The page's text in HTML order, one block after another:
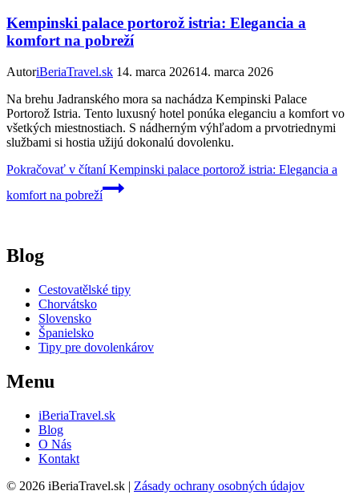
Kempinski palace portorož istria: Elegancia a
komfort na pobreží
AutoriBeriaTravel.sk 14. marca 202614. marca 2026
Na brehu Jadranského mora sa nachádza Kempinski Palace
Portorož Istria. Tento luxusný hotel ponúka eleganciu a komfort vo
všetkých miestnostiach. S nádherným výhľadom a prvotriednymi
službami si hostia užijú dokonalú dovolenku.
Pokračovať v čítaníKempinski palace portorož istria: Elegancia a
komfort na pobreží
Blog
Cestovatělské tipy
Chorvátsko
Slovensko
Španielsko
Tipy pre dovolenkárov
Menu
iBeriaTravel.sk
Blog
O Nás
Kontakt
© 2026 iBeriaTravel.sk | Zásady ochrany osobných údajov